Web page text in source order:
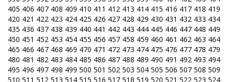
405 406 407 408 409 410 411 412 413 414 415 416 417 418 419
420 421 422 423 424 425 426 427 428 429 430 431 432 433 434
435 436 437 438 439 440 441 442 443 444 445 446 447 448 449
450 451 452 453 454 455 456 457 458 459 460 461 462 463 464
465 466 467 468 469 470 471 472 473 474 475 476 477 478 479
480 481 482 483 484 485 486 487 488 489 490 491 492 493 494
495 496 497 498 499 500 501 502 503 504 505 506 507 508 509
510 511 512 513 514 515 516 517 518 519 520 521 522 523 524